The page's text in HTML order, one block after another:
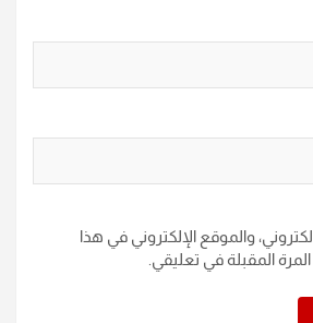
والموقع الإلكتروني في هذا
المقبلة في تعليقي.